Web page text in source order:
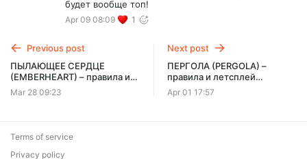
будет вообще топ!
Apr 09 08:09 1
Previous post
ПЫЛАЮЩЕЕ СЕРДЦЕ
(EMBERHEART) – правила и
летсплей настольной игры
втроём
Mar 28 09:23
Next post
ПЕРГОЛА (PERGOLA) –
правила и летсплей
настольной игры
Apr 01 17:57
Terms of service
Privacy policy